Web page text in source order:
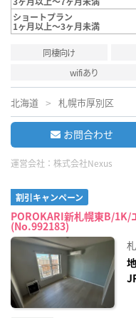
ショートプラン
1ヶ月以上～3ヶ月未満
同棲向け
wifiあり
北海道 札幌市厚別区
お問合わせ
運営会社： 株式会社Nexus
割引キャンペーン
POROKARI新札幌東B/1K/
(No.992183)